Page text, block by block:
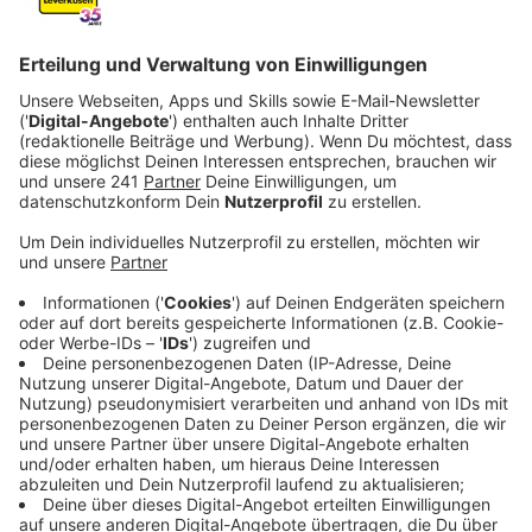
Anzeige
Seit 100 Tagen hat Leverkusen einen neuen
Oberbürgermeister. Stefan Hebbel hat zu diesem
Anlass eine Bilanz gezogen. Bei einigen Punkten hat
die Stadt aus seiner Sicht schon Erfolge erzielt. Zum
Beispiel bei der Sauberkeit, die ganz oben auf seiner
Anzeige